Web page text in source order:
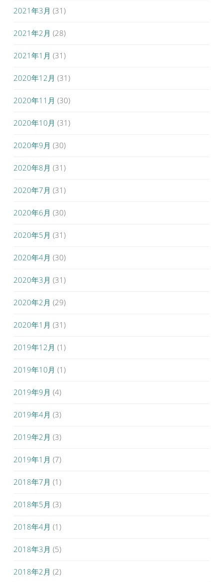
2021年3月 (31)
2021年2月 (28)
2021年1月 (31)
2020年12月 (31)
2020年11月 (30)
2020年10月 (31)
2020年9月 (30)
2020年8月 (31)
2020年7月 (31)
2020年6月 (30)
2020年5月 (31)
2020年4月 (30)
2020年3月 (31)
2020年2月 (29)
2020年1月 (31)
2019年12月 (1)
2019年10月 (1)
2019年9月 (4)
2019年4月 (3)
2019年2月 (3)
2019年1月 (7)
2018年7月 (1)
2018年5月 (3)
2018年4月 (1)
2018年3月 (5)
2018年2月 (2)